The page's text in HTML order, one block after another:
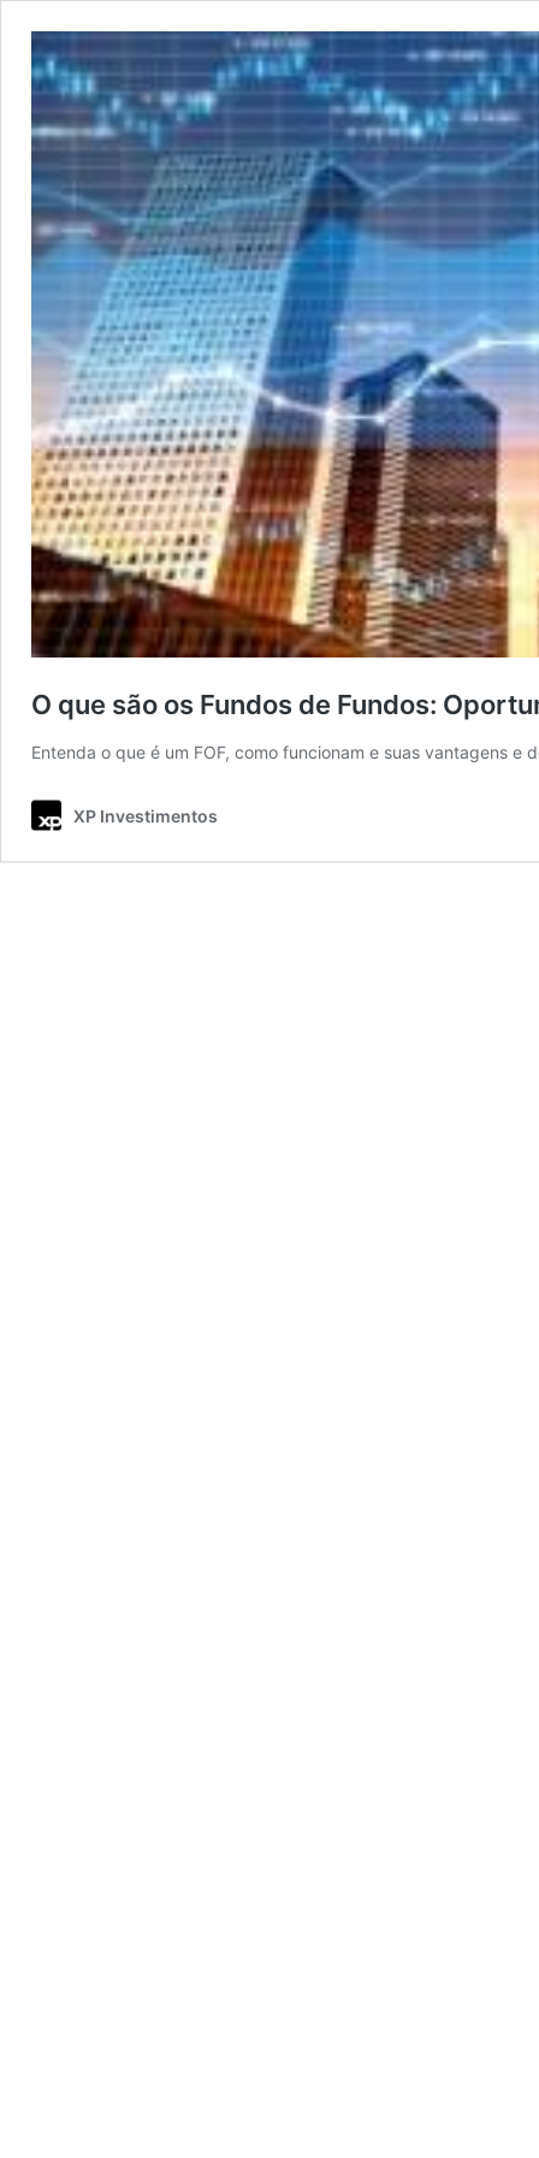
O que são os Fundos de Fundos:
Entenda o que é um FOF, como funcionam e suas vantagens e
XP Investimentos